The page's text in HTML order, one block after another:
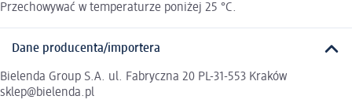
Przechowywać w temperaturze poniżej 25 °C.
Dane producenta/importera
Bielenda Group S.A. ul. Fabryczna 20 PL-31-553 Kraków
sklep@bielenda.pl